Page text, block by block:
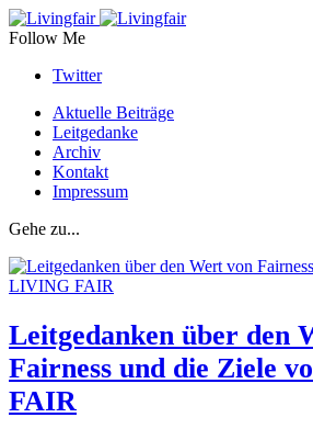
Follow Me
Twitter
Aktuelle Beiträge
Leitgedanke
Archiv
Kontakt
Impressum
Gehe zu...
Leitgedanken über den
Fairness und die Ziele
FAIR